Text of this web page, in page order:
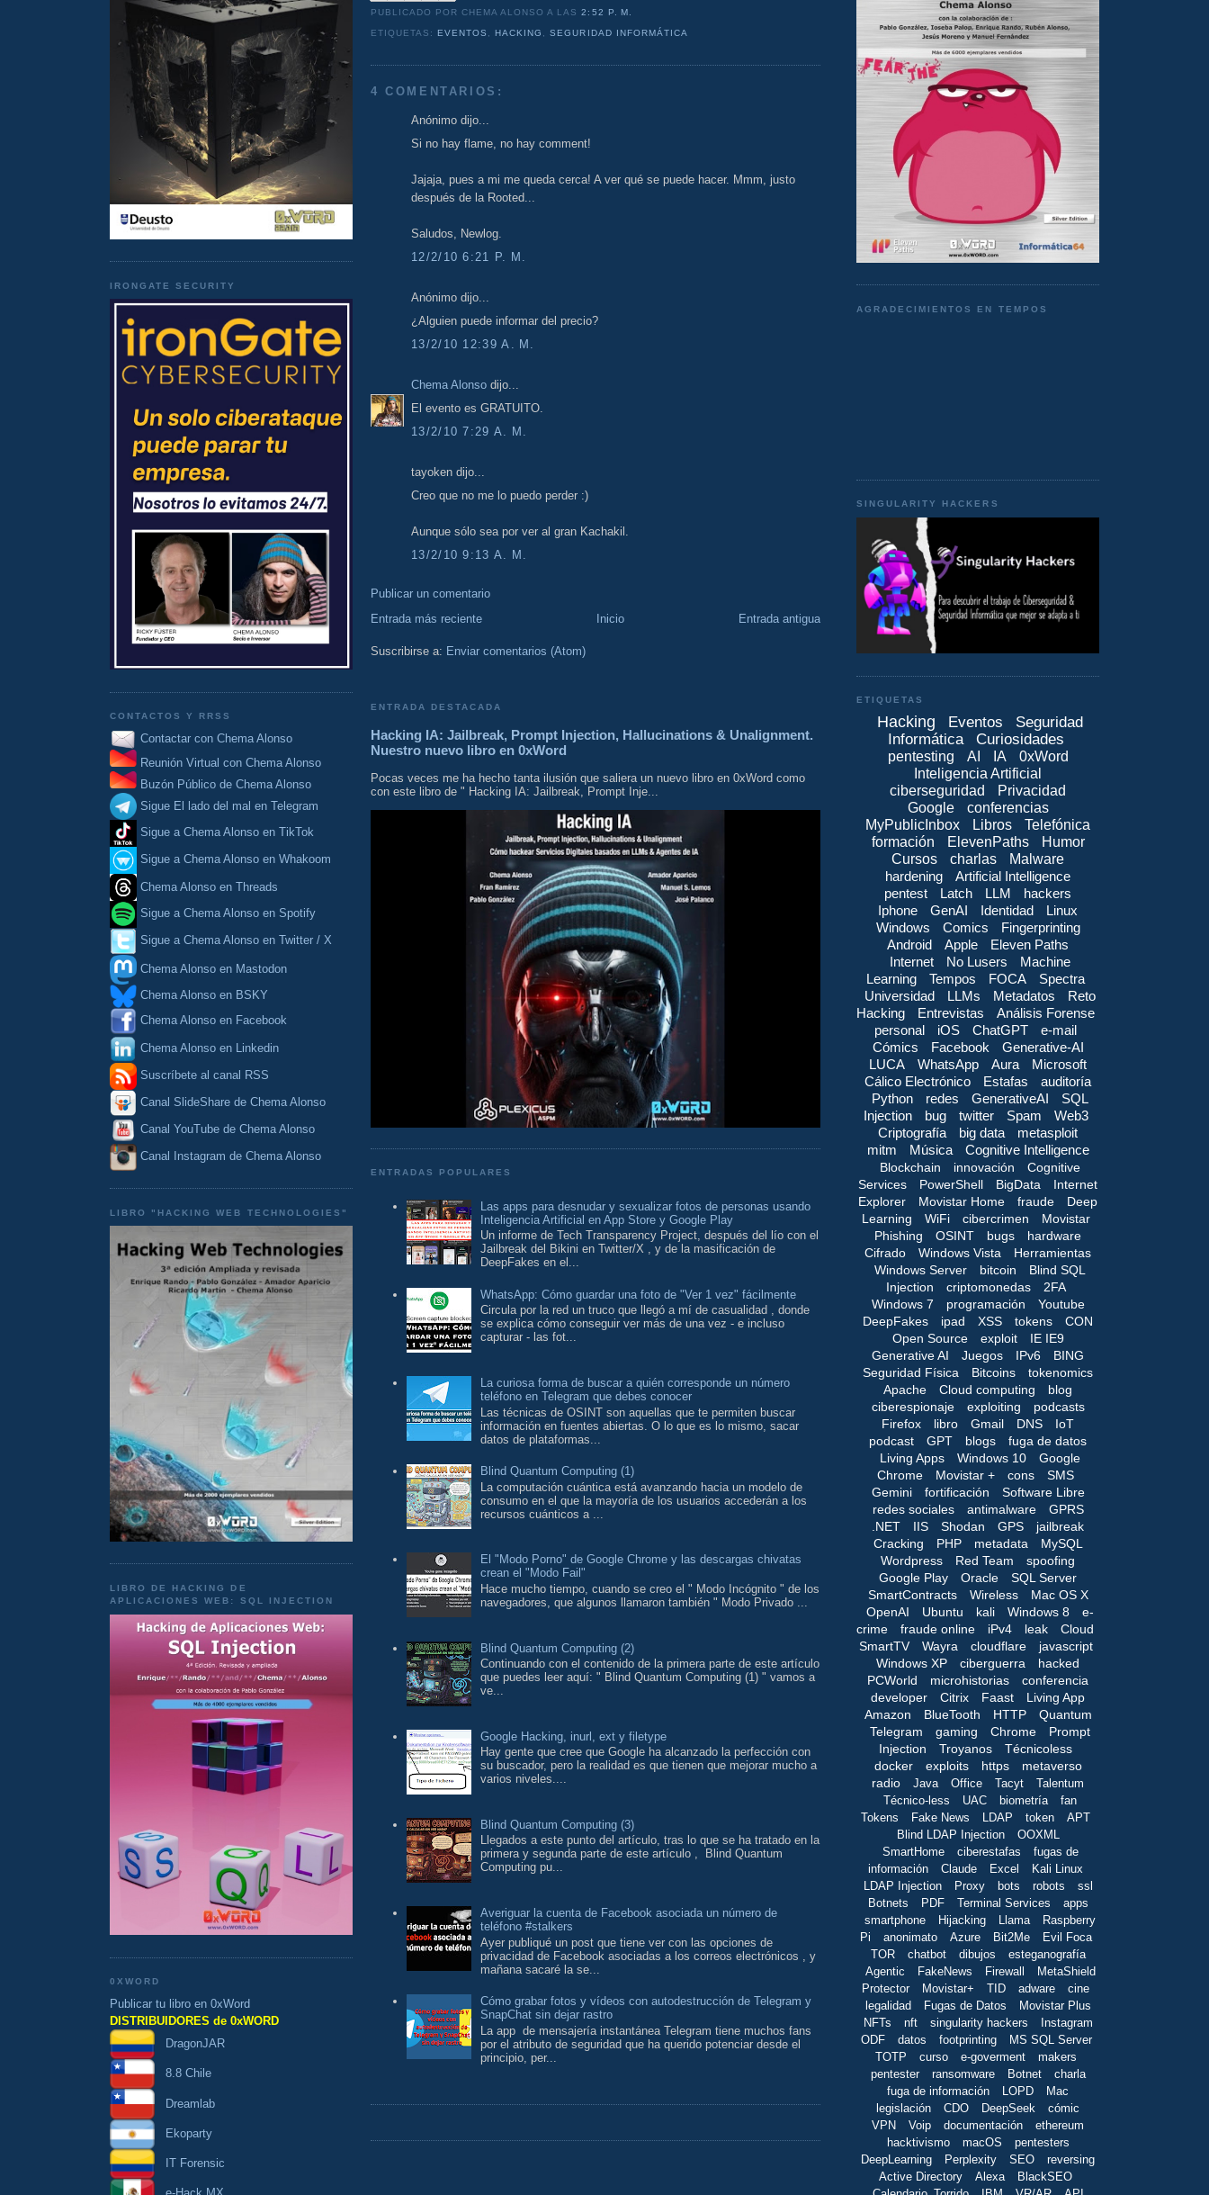
IRONGATE SECURITY
CONTACTOS Y RRSS
Contactar con Chema Alonso
Reunión Virtual con Chema Alonso
Buzón Público de Chema Alonso
Sigue El lado del mal en Telegram
Sigue a Chema Alonso en TikTok
Sigue a Chema Alonso en Whakoom
Chema Alonso en Threads
Sigue a Chema Alonso en Spotify
Sigue a Chema Alonso en Twitter / X
Chema Alonso en Mastodon
Chema Alonso en BSKY
Chema Alonso en Facebook
Chema Alonso en Linkedin
Suscríbete al canal RSS
Canal SlideShare de Chema Alonso
Canal YouTube de Chema Alonso
Canal Instagram de Chema Alonso
LIBRO "HACKING WEB TECHNOLOGIES"
LIBRO DE HACKING DE
APLICACIONES WEB: SQL INJECTION
0XWORD
Publicar tu libro en 0xWord
DISTRIBUIDORES de 0xWORD
DragonJAR
8.8 Chile
Dreamlab
Ekoparty
IT Forensic
PUBLICADO POR CHEMA ALONSOA LAS2:52 P. M.
ETIQUETAS: EVENTOS , HACKING ,SEGURIDAD INFORMÁTICA
4 COMENTARIOS:
Anónimo dijo...
Si no hay flame, no hay comment!
Jajaja, pues a mi me queda cerca! A ver qué se puede hacer. Mmm, justo
después de la Rooted...
Saludos, Newlog.
12/2/10 6:21 P. M.
Anónimo dijo...
¿Alguien puede informar del precio?
13/2/10 12:39 A. M.
Chema Alonso dijo...
El evento es GRATUITO.
13/2/10 7:29 A. M.
tayoken dijo...
Creo que no me lo puedo perder :)
Aunque sólo sea por ver al gran Kachakil.
13/2/10 9:13 A. M.
Publicar un comentario
Entrada más reciente
Entrada antigua
Inicio
Suscribirse a: Enviar comentarios (Atom)
ENTRADA DESTACADA
Hacking IA: Jailbreak, Prompt Injection, Hallucinations & Unalignment.
Nuestro nuevo libro en 0xWord
Pocas veces me ha hecho tanta ilusión que saliera un nuevo libro en 0xWord como
con este libro de " Hacking IA: Jailbreak, Prompt Inje...
ENTRADAS POPULARES
Las apps para desnudar y sexualizar fotos de personas usando
Inteligencia Artificial en App Store y Google Play
Un informe de Tech Transparency Project, después del lío con el
Jailbreak del Bikini en Twitter/X , y de la masificación de
DeepFakes en el...
WhatsApp: Cómo guardar una foto de "Ver 1 vez" fácilmente
Circula por la red un truco que llegó a mí de casualidad , donde
se explica cómo conseguir ver más de una vez - e incluso
capturar - las fot...
La curiosa forma de buscar a quién corresponde un número
teléfono en Telegram que debes conocer
Las técnicas de OSINT son aquellas que te permiten buscar
información en fuentes abiertas. O lo que es lo mismo, sacar
datos de plataformas...
Blind Quantum Computing (1)
La computación cuántica está avanzando hacia un modelo de
consumo en el que la mayoría de los usuarios accederán a los
recursos cuánticos a ...
El "Modo Porno" de Google Chrome y las descargas chivatas
crean el "Modo Fail"
Hace mucho tiempo, cuando se creo el " Modo Incógnito " de los
navegadores, que algunos llamaron también " Modo Privado ...
Blind Quantum Computing (2)
Continuando con el contenido de la primera parte de este artículo
que puedes leer aquí: " Blind Quantum Computing (1) " vamos a
ve...
Google Hacking, inurl, ext y filetype
Hay gente que cree que Google ha alcanzado la perfección con
su buscador, pero la realidad es que tienen que mejorar mucho a
varios niveles....
Blind Quantum Computing (3)
Llegados a este punto del artículo, tras lo que se ha tratado en la
primera y segunda parte de este artículo , Blind Quantum
Computing pu...
Averiguar la cuenta de Facebook asociada un número de
teléfono #stalkers
Ayer publiqué un post que tiene ver con las opciones de
privacidad de Facebook asociadas a los correos electrónicos , y
mañana sacaré la se...
Cómo grabar fotos y vídeos con autodestrucción de Telegram y
SnapChat sin dejar rastro
La app de mensajería instantánea Telegram tiene muchos fans
por el atributo de seguridad que ha querido potenciar desde el
principio, per...
AGRADECIMIENTOS EN TEMPOS
SINGULARITY HACKERS
ETIQUETAS
Hacking Eventos
Seguridad
Informática
Curiosidades
pentesting AI IA
0xWord
Inteligencia Artificial
ciberseguridad
Privacidad
Google
conferencias
MyPublicInbox
Libros
Telefónica
formación
ElevenPaths
Humor
Cursos
charlas
Malware
hardening
Artificial Intelligence
pentest
Latch LLM
hackers
Iphone
GenAI Identidad
Linux
Windows
Comics
Fingerprinting
Android
Apple
Eleven Paths
Internet
No Lusers
Machine
Learning
Tempos FOCA
Spectra
Universidad
LLMs Metadatos
Reto
Hacking
Entrevistas
Análisis Forense
personal
iOS ChatGPT
e-mail
Cómics
Facebook
Generative-AI
LUCA
WhatsApp Aura
Microsoft
Cálico Electrónico
Estafas
auditoría
Python
redes GenerativeAI
SQL
Injection
bug twitter Spam
Web3
Criptografía
big data
metasploit
mitm
Música Cognitive Intelligence
Blockchain innovación
Cognitive
Services
PowerShell BigData
Internet
Explorer
Movistar Home fraude
Deep
Learning
WiFi cibercrimen
Movistar
Phishing
OSINT bugs
hardware
Cifrado
Windows Vista
Herramientas
Windows Server
bitcoin
Blind SQL
Injection
criptomonedas
2FA
Windows 7
programación
Youtube
DeepFakes
ipad XSS tokens
CON
Open Source
exploit
IE IE9
Generative AI
Juegos IPv6
BING
Seguridad Física
Bitcoins
tokenomics
Apache
Cloud computing
blog
ciberespionaje
exploiting
podcasts
Firefox
libro Gmail DNS
IoT
podcast
GPT blogs
fuga de datos
Living Apps
Windows 10
Google
Chrome
Movistar + cons
SMS
Gemini
fortificación
Software Libre
redes sociales
antimalware
GPRS
.NET
IIS Shodan GPS
jailbreak
Cracking
PHP metadata
MySQL
Wordpress
Red Team
spoofing
Google Play
Oracle
SQL Server
SmartContracts
Wireless
Mac OS X
OpenAI
Ubuntu kali Windows 8
e-
crime
fraude online iPv4 leak
Cloud
SmartTV
Wayra cloudflare
javascript
Windows XP
ciberguerra
hacked
PCWorld
microhistorias
conferencia
developer
Citrix Faast
Living App
Amazon
BlueTooth HTTP
Quantum
Telegram
gaming Chrome
Prompt
Injection
Troyanos
Técnicoless
docker
exploits https
metaverso
radio
Java Office Tacyt
Talentum
Técnico-less
UAC biometría
fan
Tokens
Fake News LDAP token
APT
Blind LDAP Injection
OOXML
SmartHome
ciberestafas
fugas de
información
Claude Excel
Kali Linux
LDAP Injection
Proxy bots robots
ssl
Botnets
PDF Terminal Services
apps
smartphone
Hijacking Llama
Raspberry
Pi
anonimato Azure Bit2Me
Evil Foca
TOR
chatbot dibujos
esteganografía
Agentic
FakeNews Firewall
MetaShield
Protector
Movistar+ TID adware
cine
legalidad
Fugas de Datos
Movistar Plus
NFTs
nft singularity hackers
Instagram
ODF
datos footprinting
MS SQL Server
TOTP
curso e-goverment
makers
pentester
ransomware Botnet
charla
fuga de información
LOPD
Mac
legislación
CDO DeepSeek
cómic
VPN
Voip documentación
ethereum
hacktivismo
macOS
pentesters
DeepLearning
Perplexity SEO
reversing
Active Directory
Alexa
BlackSEO